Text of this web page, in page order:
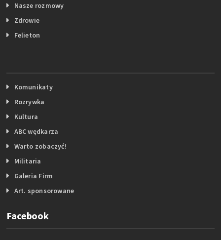
Nasze rozmowy
Zdrowie
Felieton
Komunikaty
Rozrywka
Kultura
ABC wędkarza
Warto zobaczyć!
Militaria
Galeria Firm
Art. sponsorowane
Facebook